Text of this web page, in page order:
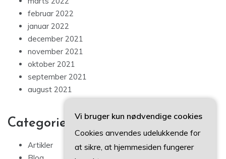
februar 2022
januar 2022
december 2021
november 2021
oktober 2021
september 2021
august 2021
Categories
Artikler
Vi bruger kun nødvendige cookies
Cookies anvendes udelukkende for
at sikre, at hjemmesiden fungerer